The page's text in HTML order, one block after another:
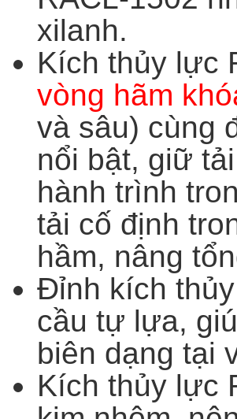
xilanh.
Kích thủy lực
vòng hãm
và sâu) cùng
nổi bật, giữ
hành trình
tải cố định
hầm, nâng
Đỉnh kích
cầu tự lựa,
biên dạng tại
Kích thủy lực